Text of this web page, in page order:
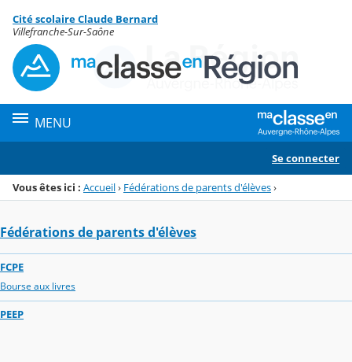
Menu de la rubrique
Contenu
Cité scolaire Claude Bernard
Villefranche-Sur-Saône
MENU
Se connecter
Vous êtes ici : Accueil› Fédérations de parents d'élèves›
Fédérations de parents d'élèves
FCPE
Bourse aux livres
PEEP